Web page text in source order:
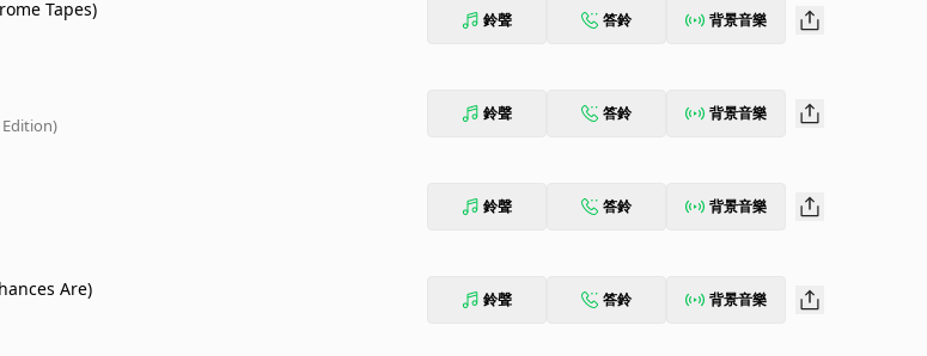
Tapes) 鈴聲 答鈴 背景音樂
鈴聲 答鈴 背景音樂
鈴聲 答鈴 背景音樂
Are) 鈴聲 答鈴 背景音樂